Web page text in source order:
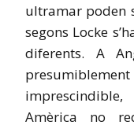
ultramar poden
segons Locke
diferents. A
Amèrica no